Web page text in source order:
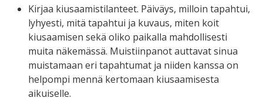
Kirjaa kiusaamistilanteet. Päiväys, milloin tapahtui,
lyhyesti, mitä tapahtui ja kuvaus, miten koit
kiusaamisen sekä oliko paikalla mahdollisesti
muita näkemässä. Muistiinpanot auttavat sinua
muistamaan eri tapahtumat ja niiden kanssa on
helpompi mennä kertomaan kiusaamisesta
aikuiselle.